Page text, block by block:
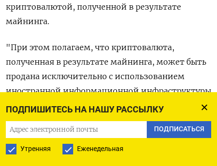
ПОДПИШИТЕСЬ НА НАШУ РАССЫЛКУ
ПОДПИСАТЬСЯ
Утренняя Еженедельная
криптовалютой, полученной в результате
майнинга.
"При этом полагаем, что криптовалюта,
полученная в результате майнинга, может быть
продана исключительно с использованием
иностранной информационной инфраструктуры
и только нерезидентам", - указал ЦБР.
"В свою очередь, мы допускаем возможность
снятия таких ограничений в рамках